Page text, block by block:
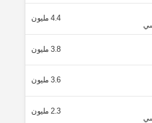
4.4 مليون
3.8 مليون
3.6 مليون
2.3 مليون